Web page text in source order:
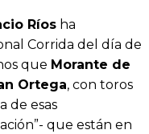
Ríos ha
Corrida del día de
que Morante de
Ortega, con toros
de esas
que están en